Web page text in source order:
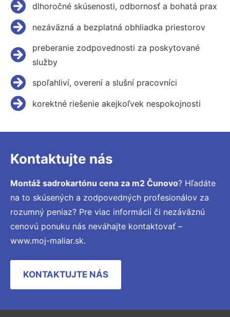
dlhoročné skúsenosti, odbornosť a bohatá prax
nezáväzná a bezplatná obhliadka priestorov
preberanie zodpovednosti za poskytované
služby
spoľahliví, overení a slušní pracovníci
korektné riešenie akejkoľvek nespokojnosti
Kontaktujte nás
Montáž sadrokartónu cena za m2 Čunovo? Hľadáte
na to skúsených a zodpovedných profesionálov za
rozumný peniaz? Pre viac informácií či nezáväznú
cenovú ponuku nás neváhajte kontaktovať –
www.moj-maliar.sk.
KONTAKTUJTE NÁS